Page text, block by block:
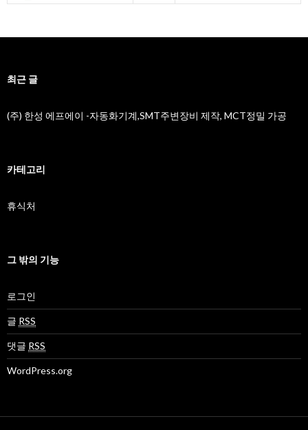
최근 글
(주) 한성 에프에이 -자동화기계,SMT주변장비 제작, MCT정밀 가공
카테고리
휴식처
그 밖의 기능
로그인
글 RSS
댓글 RSS
WordPress.org